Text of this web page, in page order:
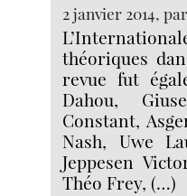
2 janvier 2014, par
théoriques
revue fut
Dahou,
Constant,
Nash, Uwe
Jeppesen
Théo Frey, (…)